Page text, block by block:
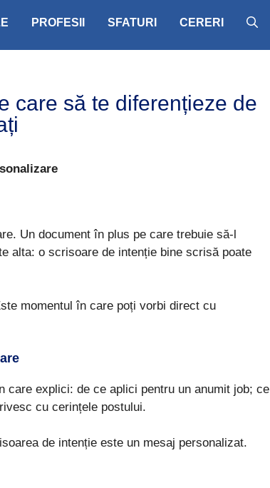
PROFESII SFATURI CERERI
care să te diferențieze de
Un document în plus pe care trebuie să-l
alta: o scrisoare de intenție bine scrisă poate
momentul în care poți vorbi direct cu
explici: de ce aplici pentru un anumit job; ce
cu cerințele postului.
de intenție este un mesaj personalizat.